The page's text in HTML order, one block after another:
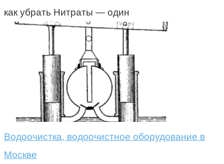
как убрать Нитраты — один
Водоочистка, водоочистное оборудование в
Москве